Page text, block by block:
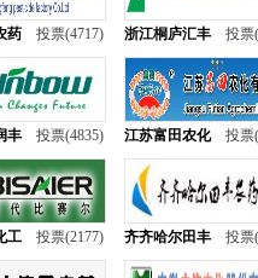
药 投票(4717) 浙江桐庐汇丰 投票
丰 投票(4835) 江苏富田农化 投票
工 投票(2177) 齐齐哈尔田丰 投票